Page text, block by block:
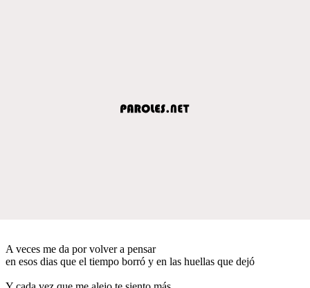
A veces me da por volver a pensar
en esos dias que el tiempo borró y en las huellas que dejó